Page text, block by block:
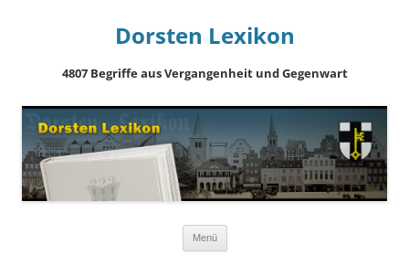
Dorsten Lexikon
4807 Begriffe aus Vergangenheit und Gegenwart
Menü